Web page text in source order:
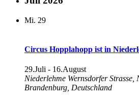
Mi. 29
Circus Hopplahopp ist in
29.Juli - 16.August
Niederlehme Wernsdorfer Strasse,
Brandenburg, Deutschland